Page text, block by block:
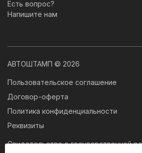
Есть вопрос?
Напишите нам
АВТОШТАМП © 2026
Пользовательское соглашение
Договор-оферта
Политика конфиденциальности
Реквизиты
Свидетельство о государственной